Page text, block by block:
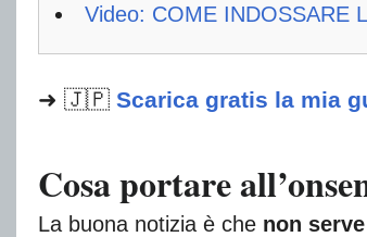
Video: COME INDOSSARE
➜ 🇯🇵 Scarica gratis la mia
Cosa portare
La buona notizia è che non